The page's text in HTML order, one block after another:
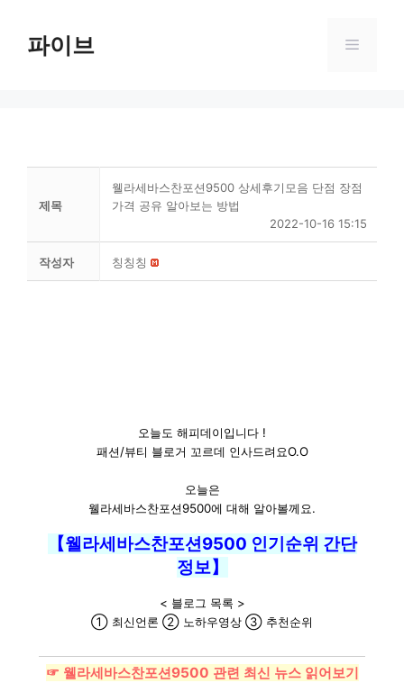
content파이브 Menu
제목
웰라세바스찬포션9500 상세후기모음 단점 장점
가격 공유 알아보는 방법
2022-10-16 15:15
작성자 칭칭칭
오늘도 해피데이입니다 !
패션/뷰티 블로거 꼬르데 인사드려요O.O
오늘은
웰라세바스찬포션9500에 대해 알아볼께요.
【웰라세바스찬포션9500 인기순위 간단
정보】
< 블로그 목록 >
① 최신언론 ② 노하우영상 ③ 추천순위
☞ 웰라세바스찬포션9500 관련 최신 뉴스 읽어보기